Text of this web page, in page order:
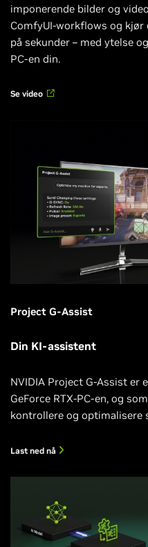
imponerende bilder og
ComfyUI-workflows og kjør
på sekunder – med ytelse
PC-en din.
Se video
Project G-Assist
Din KI-assistent
NVIDIA Project G-Assist er
GeForce RTX-PC-en, og
kontrollere og optimalisere
Last ned nå